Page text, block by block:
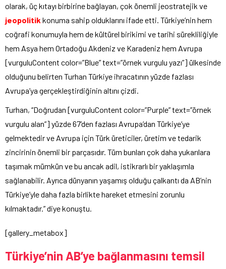
olarak, üç kıtayı birbirine bağlayan, çok önemli jeostratejik ve
jeopolitik konuma sahip olduklarını ifade etti. Türkiye’nin hem
coğrafi konumuyla hem de kültürel birikimi ve tarihi sürekliliğiyle
hem Asya hem Ortadoğu Akdeniz ve Karadeniz hem Avrupa
[vurguluContent color=”Blue” text=”örnek vurgulu yazı”] ülkesinde
olduğunu belirten Turhan Türkiye ihracatının yüzde fazlası
Avrupa’ya gerçekleştirdiğinin altını çizdi.
Turhan, “Doğrudan [vurguluContent color=”Purple” text=”örnek
vurgulu alan”] yüzde 67’den fazlası Avrupa’dan Türkiye’ye
gelmektedir ve Avrupa için Türk üreticiler, üretim ve tedarik
zincirinin önemli bir parçasıdır. Tüm bunları çok daha yukarılara
taşımak mümkün ve bu ancak adil, istikrarlı bir yaklaşımla
sağlanabilir. Ayrıca dünyanın yaşamış olduğu çalkantı da AB’nin
Türkiye’yle daha fazla birlikte hareket etmesini zorunlu
kılmaktadır.” diye konuştu.
[gallery_metabox]
Türkiye’nin AB’ye bağlanmasını temsil